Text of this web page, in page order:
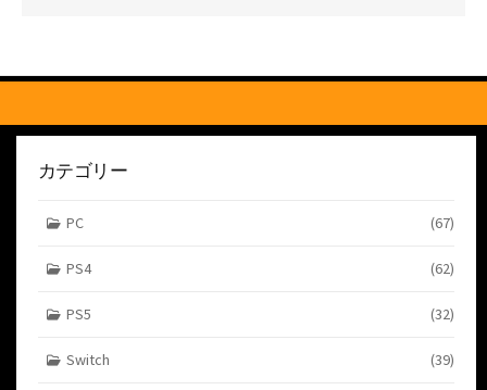
る
カテゴリー
PC (67)
PS4 (62)
PS5 (32)
Switch (39)